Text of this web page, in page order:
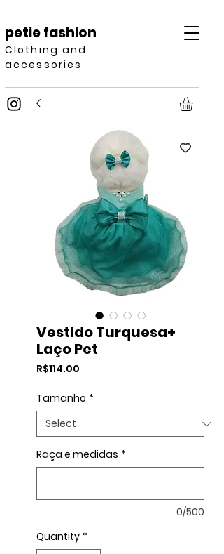
petie fashion
Clothing and
accessories
Vestido Turquesa+
Laço Pet
R$114.00
Tamanho *
Raça e medidas *
0/500
Quantity *